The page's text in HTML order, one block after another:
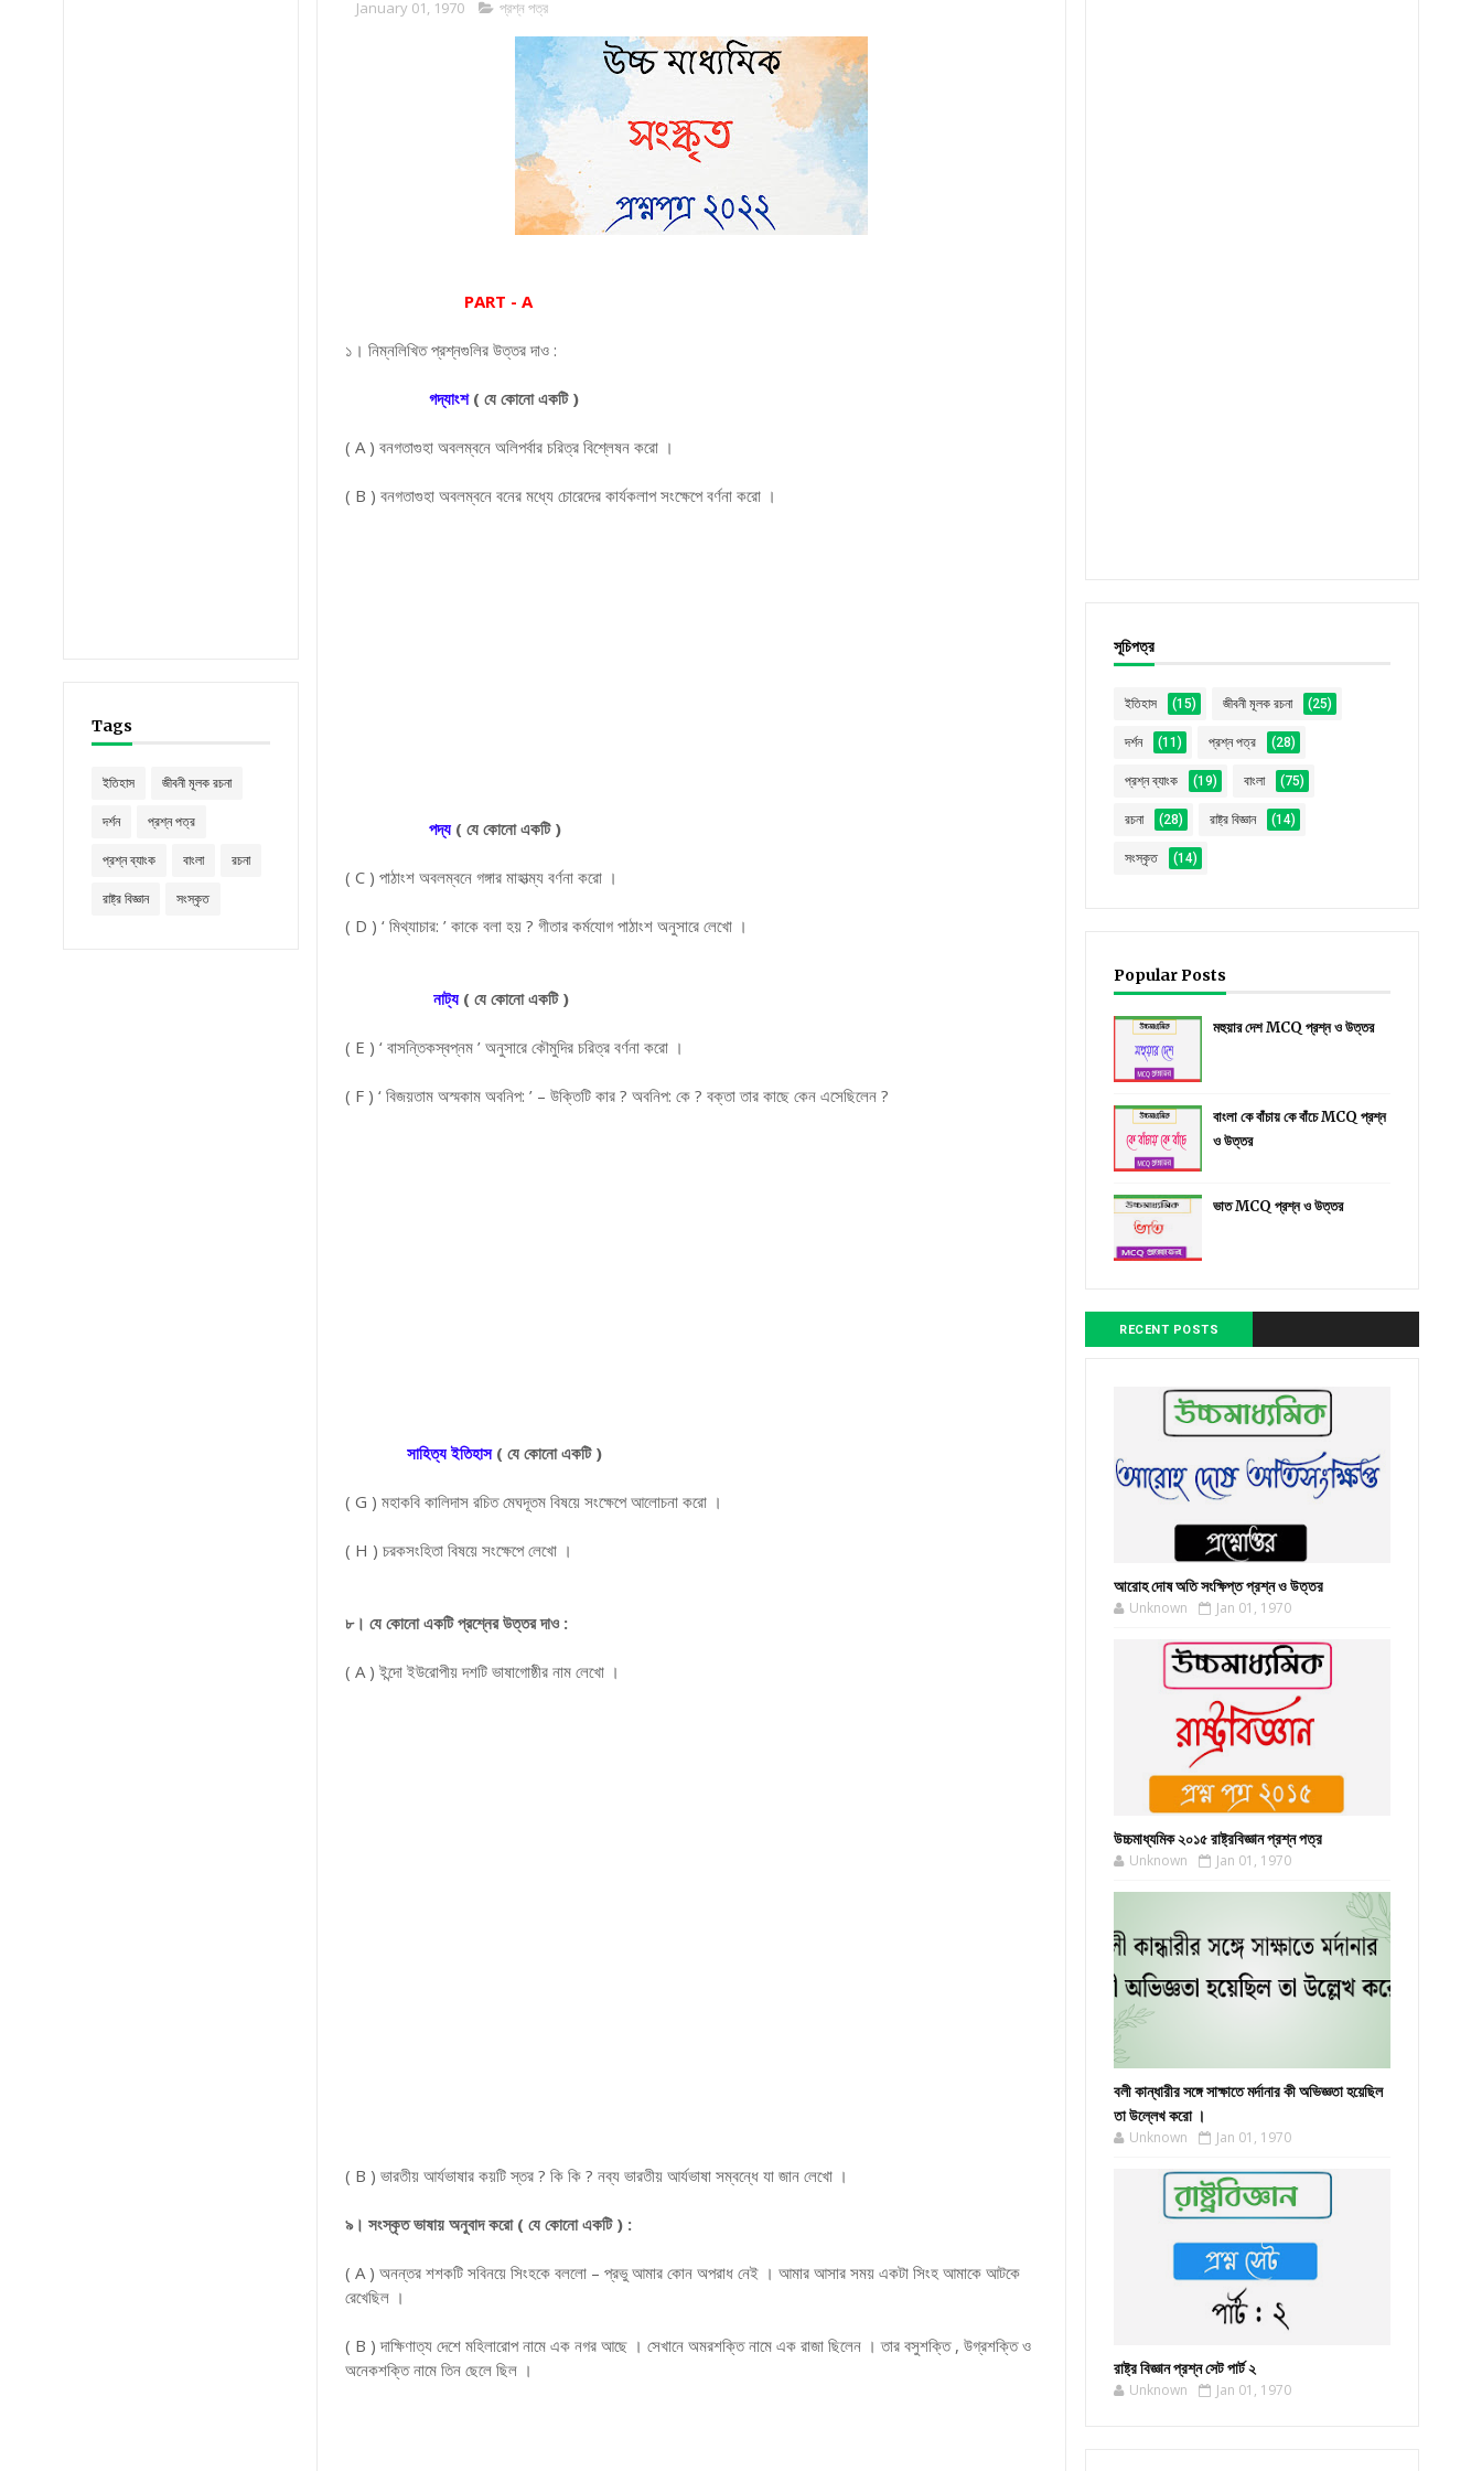
Tags
ইতিহাস জীবনী মূলক রচনা
দর্শন প্রশ্ন পত্র
প্রশ্ন ব্যাংক বাংলা রচনা
রাষ্ট্র বিজ্ঞান সংস্কৃত
January 01, 1970 প্রশ্ন পত্র
PART - A
১। নিম্নলিখিত প্রশ্নগুলির উত্তর দাও :
গদ্যাংশ( যে কোনো একটি )
( A ) বনগতাগুহা অবলম্বনে অলিপর্বার চরিত্র বিশ্লেষন করো ।
( B ) বনগতাগুহা অবলম্বনে বনের মধ্যে চোরেদের কার্যকলাপ সংক্ষেপে বর্ণনা করো ।
পদ্য( যে কোনো একটি )
( C ) পাঠাংশ অবলম্বনে গঙ্গার মাহাত্ম্য বর্ণনা করো ।
( D ) ‘ মিথ্যাচার: ’ কাকে বলা হয় ? গীতার কর্মযোগ পাঠাংশ অনুসারে লেখো ।
নাট্য( যে কোনো একটি )
( E ) ‘ বাসন্তিকস্বপ্নম ’ অনুসারে কৌমুদির চরিত্র বর্ণনা করো ।
( F ) ‘ বিজয়তাম অস্মকাম অবনিপ: ’ – উক্তিটি কার ? অবনিপ: কে ? বক্তা তার কাছে কেন এসেছিলেন ?
সাহিত্য ইতিহাস( যে কোনো একটি )
( G ) মহাকবি কালিদাস রচিত মেঘদূতম বিষয়ে সংক্ষেপে আলোচনা করো ।
( H ) চরকসংহিতা বিষয়ে সংক্ষেপে লেখো ।
৮। যে কোনো একটি প্রশ্নের উত্তর দাও :
( A ) ইন্দো ইউরোপীয় দশটি ভাষাগোষ্ঠীর নাম লেখো ।
( B ) ভারতীয় আর্যভাষার কয়টি স্তর ? কি কি ? নব্য ভারতীয় আর্যভাষা সম্বন্ধে যা জান লেখো ।
৯। সংস্কৃত ভাষায় অনুবাদ করো ( যে কোনো একটি ) :
( A ) অনন্তর শশকটি সবিনয়ে সিংহকে বললো – প্রভু আমার কোন অপরাধ নেই । আমার আসার সময় একটা সিংহ আমাকে আটকে
রেখেছিল ।
( B ) দাক্ষিণাত্য দেশে মহিলারোপ নামে এক নগর আছে । সেখানে অমরশক্তি নামে এক রাজা ছিলেন । তার বসুশক্তি , উগ্রশক্তি ও
অনেকশক্তি নামে তিন ছেলে ছিল ।
সূচিপত্র
ইতিহাস (15) জীবনী মূলক রচনা (25)
দর্শন (11) প্রশ্ন পত্র (28)
প্রশ্ন ব্যাংক (19) বাংলা (75)
রচনা (28) রাষ্ট্র বিজ্ঞান (14)
সংস্কৃত (14)
Popular Posts
মহুয়ার দেশ MCQ প্রশ্ন ও উত্তর
বাংলা কে বাঁচায় কে বাঁচে MCQ প্রশ্ন
ও উত্তর
ভাত MCQ প্রশ্ন ও উত্তর
RECENT POSTS
আরোহ দোষ অতি সংক্ষিপ্ত প্রশ্ন ও উত্তর
Unknown Jan 01, 1970
উচ্চমাধ্যমিক ২০১৫ রাষ্ট্রবিজ্ঞান প্রশ্ন পত্র
Unknown Jan 01, 1970
বলী কান্ধারীর সঙ্গে সাক্ষাতে মর্দানার কী অভিজ্ঞতা হয়েছিল
তা উল্লেখ করো ।
Unknown Jan 01, 1970
রাষ্ট্র বিজ্ঞান প্রশ্ন সেট পার্ট ২
Unknown Jan 01, 1970